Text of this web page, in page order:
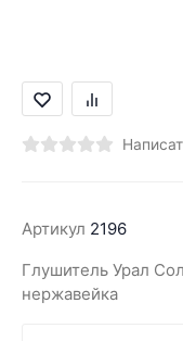
Артикул 2196
Глушитель Урал
нержавейка